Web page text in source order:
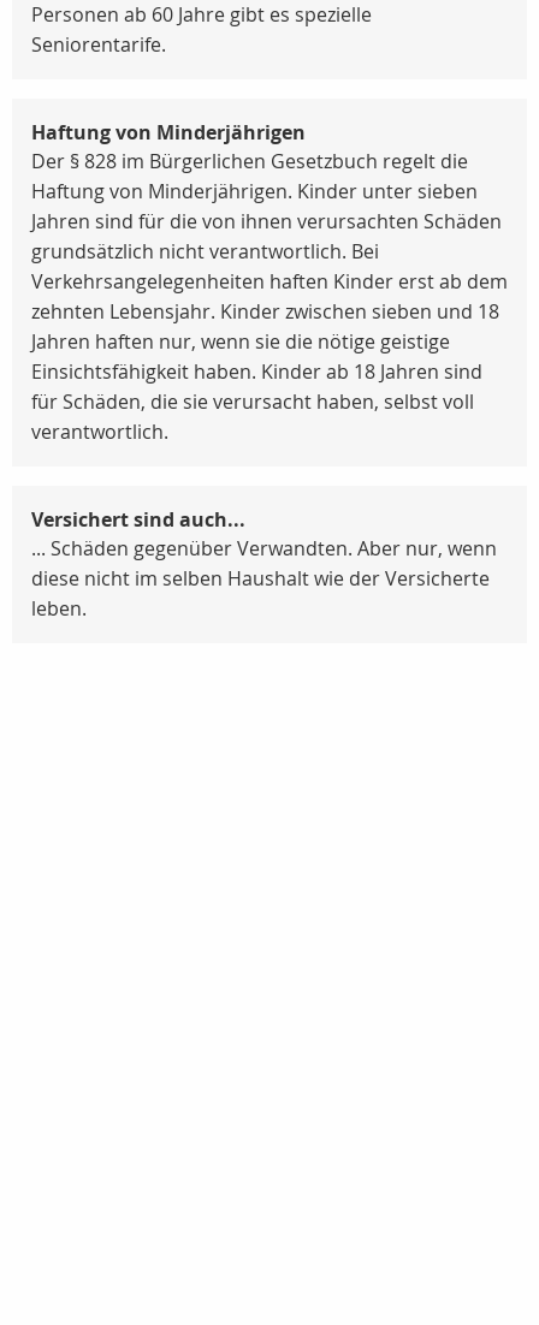
Personen ab 60 Jahre gibt es spezielle
Seniorentarife.
Haftung von Minderjährigen
Der § 828 im Bürgerlichen Gesetzbuch regelt die
Haftung von Minderjährigen. Kinder unter sieben
Jahren sind für die von ihnen verursachten Schäden
grundsätzlich nicht verantwortlich. Bei
Verkehrsangelegenheiten haften Kinder erst ab dem
zehnten Lebensjahr. Kinder zwischen sieben und 18
Jahren haften nur, wenn sie die nötige geistige
Einsichtsfähigkeit haben. Kinder ab 18 Jahren sind
für Schäden, die sie verursacht haben, selbst voll
verantwortlich.
Versichert sind auch...
... Schäden gegenüber Verwandten. Aber nur, wenn
diese nicht im selben Haushalt wie der Versicherte
leben.